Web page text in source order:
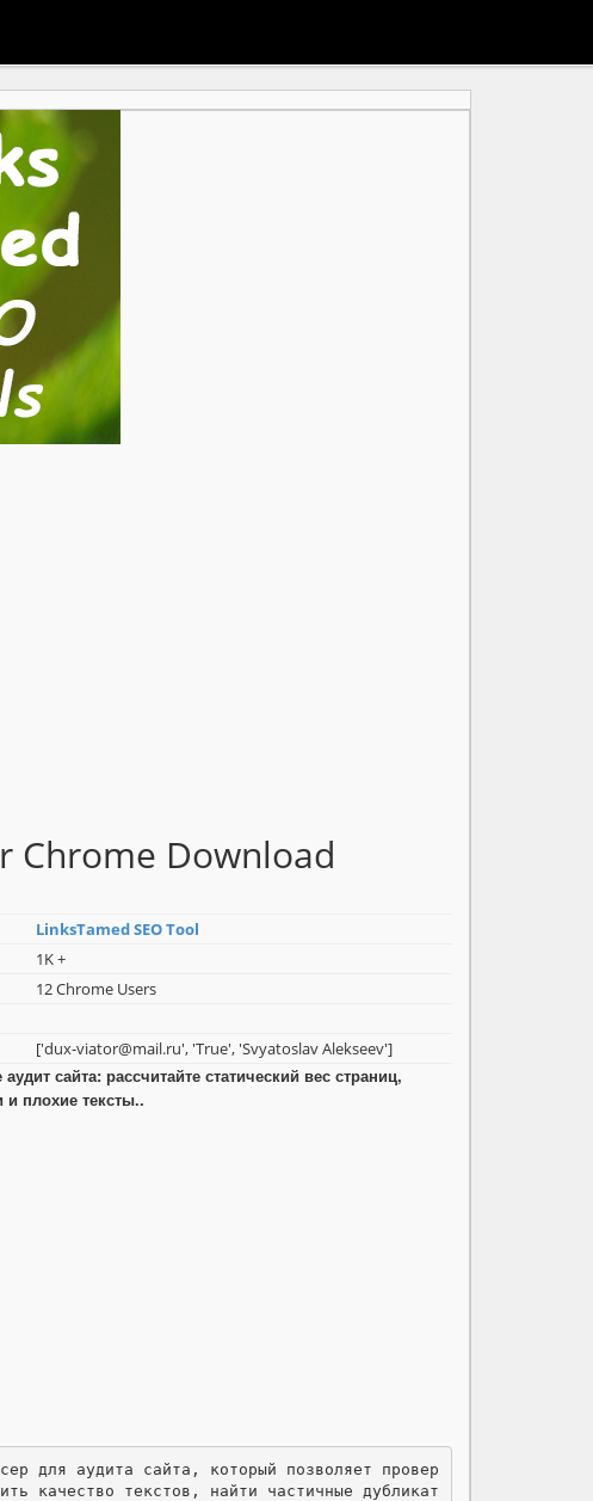
Chrome Download
LinksTamed SEO Tool
1K +
12 Chrome Users
['dux-viator@mail.ru', 'True', 'Svyatoslav Alekseev']
сайта: рассчитайте статический вес страниц,
плохие тексты..
качество текстов, найти частичные дубликат